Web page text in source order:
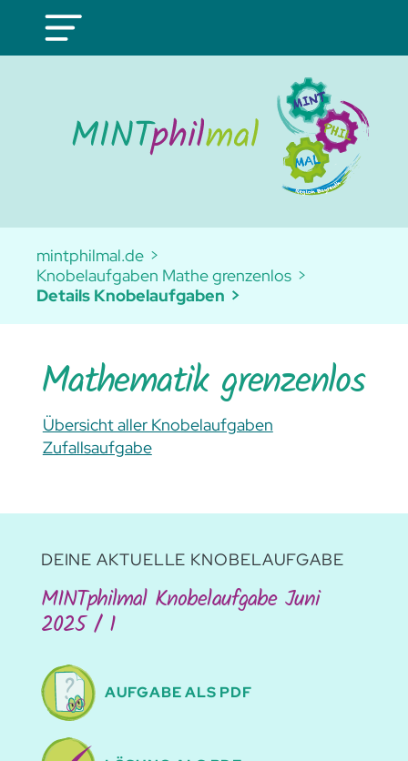
mintphilmal.de
Knobelaufgaben Mathe grenzenlos
Details Knobelaufgaben
Mathematik grenzenlos
Übersicht aller Knobelaufgaben
Zufallsaufgabe
DEINE AKTUELLE KNOBELAUFGABE
MINTphilmal Knobelaufgabe Juni
2025 / 1
AUFGABE ALS PDF